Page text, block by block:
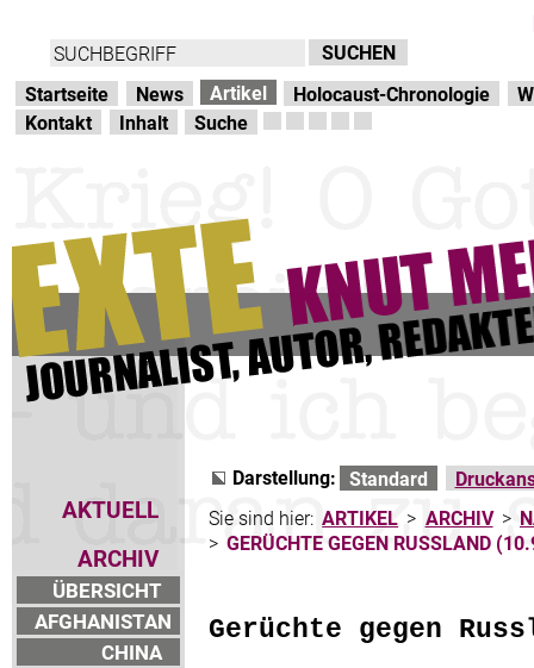
Startseite News Artikel Holocaust-Chronologie
Kontakt
Inhalt Suche
AKTUELL
ARCHIV
ÜBERSICHT
AFGHANISTAN
CHINA
Darstellung: Standard
Sie sind hier: ARTIKEL > ARCHIV >
> GERÜCHTE GEGEN RUSSLAND
Gerüchte gegen